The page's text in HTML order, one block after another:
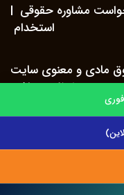
مشاوره حقوقی |
استخدام
حقوق مادی و معنوی سایت
محفوظ می باشد.